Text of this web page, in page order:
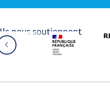
Ils nous soutiennent